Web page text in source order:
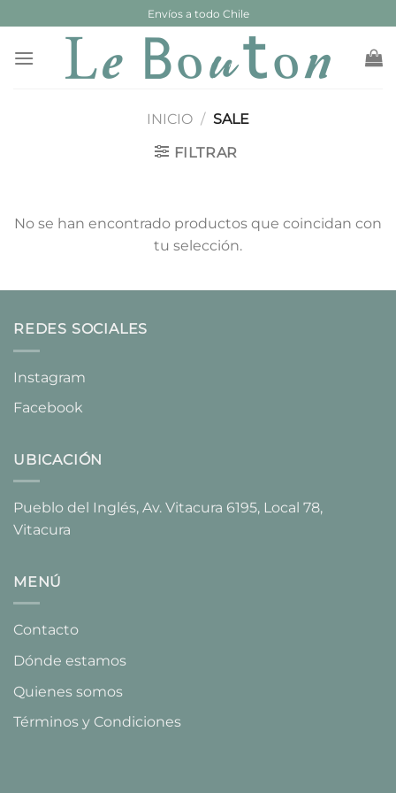
al
contenido
Envíos a todo Chile
INICIO / SALE
FILTRAR
No se han encontrado productos que coincidan con
tu selección.
REDES SOCIALES
Instagram
Facebook
UBICACIÓN
Pueblo del Inglés, Av. Vitacura 6195, Local 78,
Vitacura​
MENÚ
Contacto
Dónde estamos
Quienes somos
Términos y Condiciones